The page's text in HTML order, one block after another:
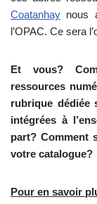
Coatanhay nous
l’OPAC. Ce sera
Et vous?
ressources
rubrique dédiée
intégrées à
part? Comment
votre catalogue?
Pour en savoir